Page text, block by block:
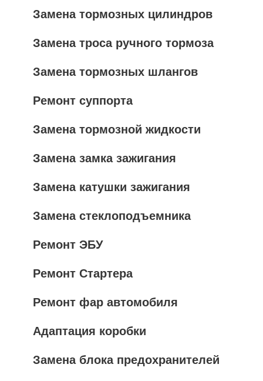
Замена тормозных цилиндров
Замена троса ручного тормоза
Замена тормозных шлангов
Ремонт суппорта
Замена тормозной жидкости
Замена замка зажигания
Замена катушки зажигания
Замена стеклоподъемника
Ремонт ЭБУ
Ремонт Стартера
Ремонт фар автомобиля
Адаптация коробки
Замена блока предохранителей